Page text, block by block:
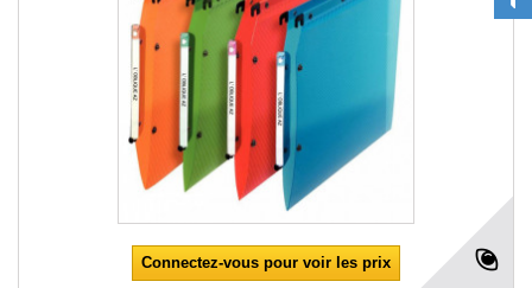
Connectez-vous pour voir les prix